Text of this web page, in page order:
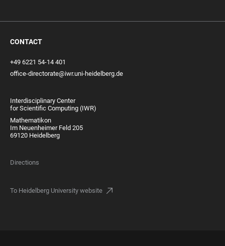
CONTACT
+49 6221 54-14 401
office-directorate@iwr.uni-heidelberg.de
Interdisciplinary Center
for Scientific Computing (IWR)
Mathematikon
Im Neuenheimer Feld 205
69120 Heidelberg
Directions
To Heidelberg University website